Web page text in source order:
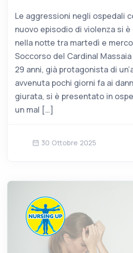
Le aggressioni negli ospedali
nuovo episodio di violenza si
nella notte tra martedì e
Soccorso del Cardinal
29 anni, già protagonista di
avvenuta pochi giorni fa ai
giurata, si è presentato in
un mal […]
30 Ottobre 2025